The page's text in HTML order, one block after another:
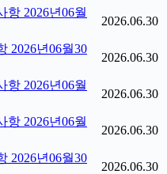
항 2026년06월
2026.06.30
2026년06월30
2026.06.30
항 2026년06월
2026.06.30
항 2026년06월
2026.06.30
2026년06월30
2026.06.30